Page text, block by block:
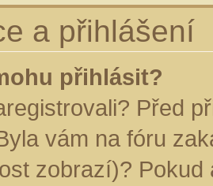
a přihlášení
přihlásit?
Před
vám na fóru
zobrazí)?